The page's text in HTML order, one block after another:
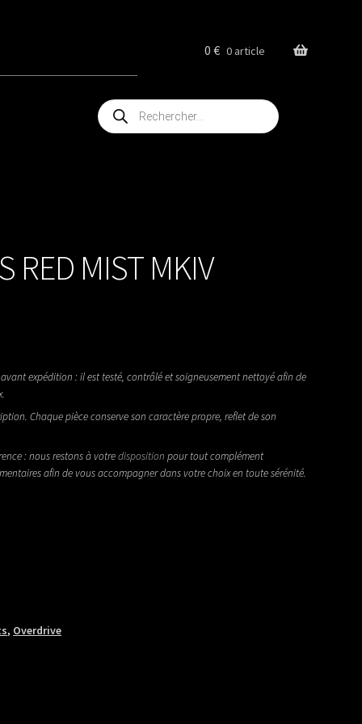
0€ 0 article
Recherche
de
produits
RED MIST MKIV
expédition : il est testé, contrôlé et soigneusement nettoyé afin de
Chaque pièce conserve son caractère propre, reflet de son
: nous restons à votredisposition pour tout complément
afin de vous accompagner dans votre choix en toute sérénité.
, Overdrive